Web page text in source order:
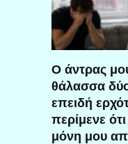
Ο άντρας
θάλασσα
επειδή
περίμενε
μόνη μου